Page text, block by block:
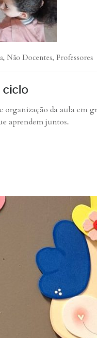
, Não Docentes, Professores
ciclo
da aula em
aprendem juntos.